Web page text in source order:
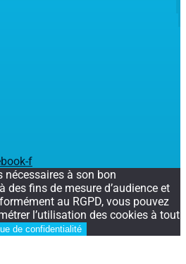
f
nécessaires à son bon
des fins de mesure d’audience et
au RGPD, vous pouvez
l’utilisation des cookies à tout
de confidentialité